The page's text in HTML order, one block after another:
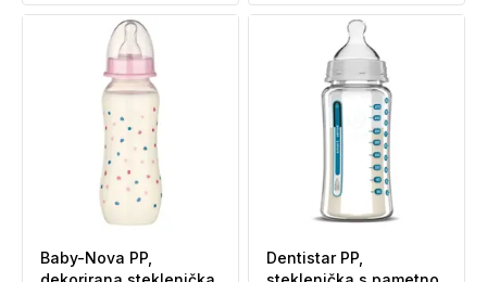
Baby-Nova PP,
Dentistar PP,